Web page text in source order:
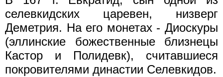
селевкидских царевен, низверг
Деметрия. На его монетах - Диоскуры
(эллинские божественные близнецы
Кастор и Полидевк), считавшиеся
покровителями династии Селевкидов.